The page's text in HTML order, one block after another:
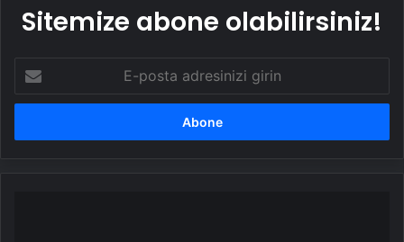
Sitemize abone olabilirsiniz!
posta
adresinizi